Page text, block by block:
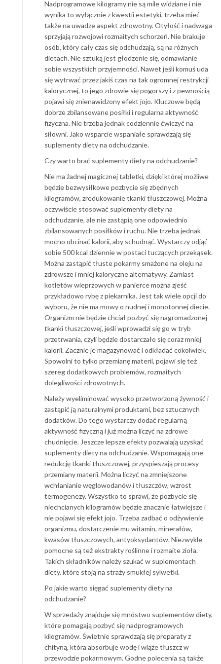
Nadprogramowe kilogramy nie są mile widziane i nie
wynika to wyłącznie z kwestii estetyki, trzeba mieć
także na uwadze aspekt zdrowotny. Otyłość i nadwaga
sprzyjają rozwojowi rozmaitych schorzeń. Nie brakuje
osób, który cały czas się odchudzają, są na różnych
dietach. Nie sztuką jest głodzenie się, odmawianie
sobie wszystkich przyjemności. Nawet jeśli komuś uda
się wytrwać przez jakiś czas na tak ogromnej restrykcji
kalorycznej, to jego zdrowie się pogorszy i z pewnością
pojawi się znienawidzony efekt jojo. Kluczowe będą
dobrze zbilansowane posiłki i regularna aktywność
fizyczna. Nie trzeba jednak codziennie ćwiczyć na
siłowni. Jako wsparcie wspaniałe sprawdzają się
suplementy diety na odchudzanie.
Czy warto brać suplementy diety na odchudzanie?
Nie ma żadnej magicznej tabletki, dzięki której możliwe
będzie bezwysiłkowe pozbycie się zbędnych
kilogramów, zredukowanie tkanki tłuszczowej. Można
oczywiście stosować suplementy diety na
odchudzanie, ale nie zastąpią one odpowiednio
zbilansowanych posiłków i ruchu. Nie trzeba jednak
mocno obcinać kalorii, aby schudnąć. Wystarczy odjąć
sobie 500 kcal dziennie w postaci tuczących przekąsek.
Można zastąpić tłuste pokarmy smażone na oleju na
zdrowsze i mniej kaloryczne alternatywy. Zamiast
kotletów wieprzowych w panierce można zjeść
przykładowo rybę z piekarnika. Jest tak wiele opcji do
wyboru, że nie ma mowy o nudnej i monotonnej diecie.
Organizm nie będzie chciał pozbyć się nagromadzonej
tkanki tłuszczowej, jeśli wprowadzi się go w tryb
przetrwania, czyli będzie dostarczało się coraz mniej
kalorii. Zacznie je magazynować i odkładać cokolwiek.
Spowolni to tylko przemianę materii, pojawi się też
szereg dodatkowych problemów, rozmaitych
dolegliwości zdrowotnych.
Należy wyeliminować wysoko przetworzoną żywność i
zastąpić ją naturalnymi produktami, bez sztucznych
dodatków. Do tego wystarczy dodać regularną
aktywność fizyczną i już można liczyć na zdrowe
chudnięcie. Jeszcze lepsze efekty pozwalają uzyskać
suplementy diety na odchudzanie. Wspomagają one
redukcję tkanki tłuszczowej, przyspieszają procesy
przemiany materii. Można liczyć na zmniejszone
wchłanianie węglowodanów i tłuszczów, wzrost
termogenezy. Wszystko to sprawi, że pozbycie się
niechcianych kilogramów będzie znacznie łatwiejsze i
nie pojawi się efekt jojo. Trzeba zadbać o odżywienie
organizmu, dostarczenie mu witamin, minerałów,
kwasów tłuszczowych, antyoksydantów. Niezwykle
pomocne są też ekstrakty roślinne i rozmaite zioła.
Takich składników należy szukać w suplementach
diety, które stoją na straży smukłej sylwetki.
Po jakie warto sięgać suplementy diety na
odchudzanie?
W sprzedaży znajduje się mnóstwo suplementów diety,
które pomagają pozbyć się nadprogramowych
kilogramów. Świetnie sprawdzają się preparaty z
chityną, która absorbuje wodę i wiąże tłuszcz w
przewodzie pokarmowym. Godne polecenia są także